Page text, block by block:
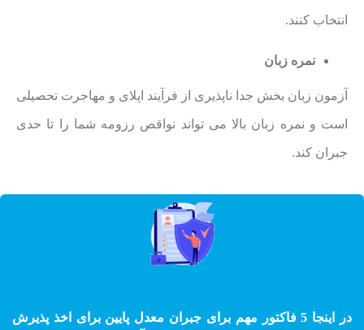
انتخاب کنند.
نمره زبان
آزمون زبان بخش جدا ناپذیری از فرآیند اپلای و مهاجرت تحصیلی
است و نمره زبان بالا می تواند نواقص رزومه شما را تا حدی
جبران کند.
در اینجا 5 فاکتور مهم برای جبران معدل پایین برای اخذ پذیرش